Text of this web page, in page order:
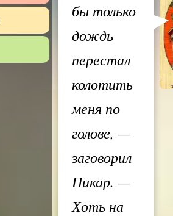
бы только
дождь
перестал
колотить
меня по
голове, —
заговорил
Пикар. —
Хоть на